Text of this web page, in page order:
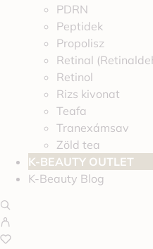
PDRN
Peptidek
Propolisz
Retinal
Retinol
Rizs kivonat
Teafa
Tranexámsav
Zöld tea
K-BEAUTY OUTLET
K-Beauty Blog